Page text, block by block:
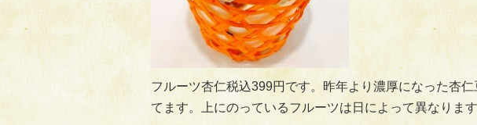
フルーツ杏仁税込399円です。昨年より濃厚になった杏
てます。上にのっているフルーツは日によって異なりま